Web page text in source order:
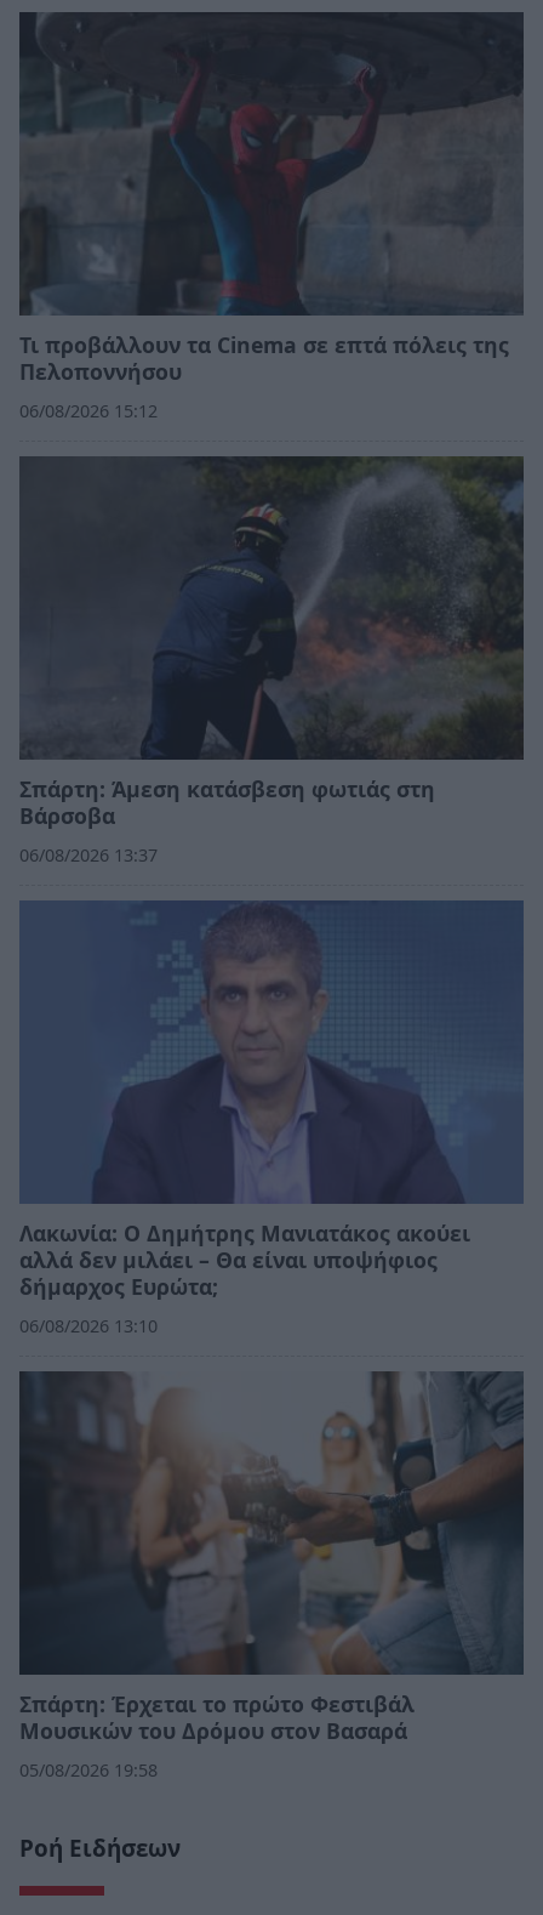
Τι προβάλλουν τα Cinema σε επτά πόλεις της
Πελοποννήσου
06/08/2026 15:12
Σπάρτη: Άμεση κατάσβεση φωτιάς στη
Βάρσοβα
06/08/2026 13:37
Λακωνία: Ο Δημήτρης Μανιατάκος ακούει
αλλά δεν μιλάει – Θα είναι υποψήφιος
δήμαρχος Ευρώτα;
06/08/2026 13:10
Σπάρτη: Έρχεται το πρώτο Φεστιβάλ
Μουσικών του Δρόμου στον Βασαρά
05/08/2026 19:58
Ροή Ειδήσεων